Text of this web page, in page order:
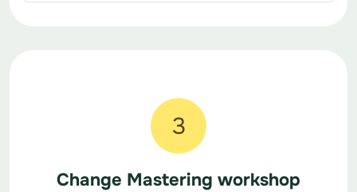
3
Change Mastering workshop